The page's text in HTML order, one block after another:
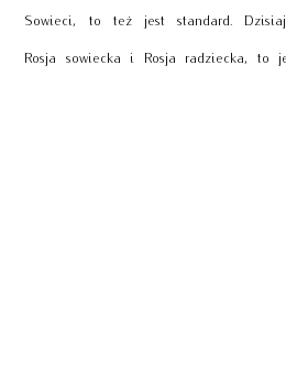
Sowieci, to też jest standard.
Rosja sowiecka i Rosja radziecka, to